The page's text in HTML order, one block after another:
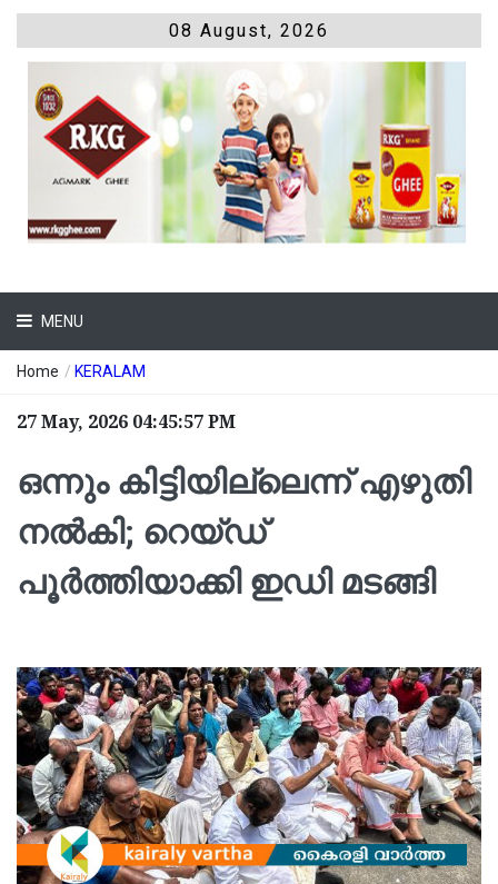
08 August, 2026
MENU
Home / KERALAM
27 May, 2026 04:45:57 PM
ഒന്നും കിട്ടിയില്ലെന്ന് എഴുതി
നൽകി; റെയ്ഡ്
പൂർത്തിയാക്കി ഇഡി മടങ്ങി